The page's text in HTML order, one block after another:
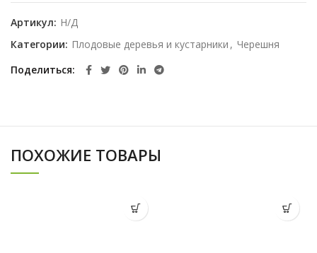
Артикул: Н/Д
Категории: Плодовые деревья и кустарники , Черешня
Поделиться
ПОХОЖИЕ ТОВАРЫ